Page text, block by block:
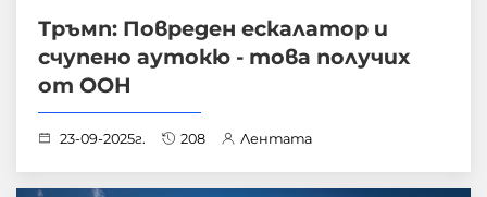
Тръмп: Повреден ескалатор и
счупено аутокю - това получих
от ООН
23-09-2025г. 208 Лентата